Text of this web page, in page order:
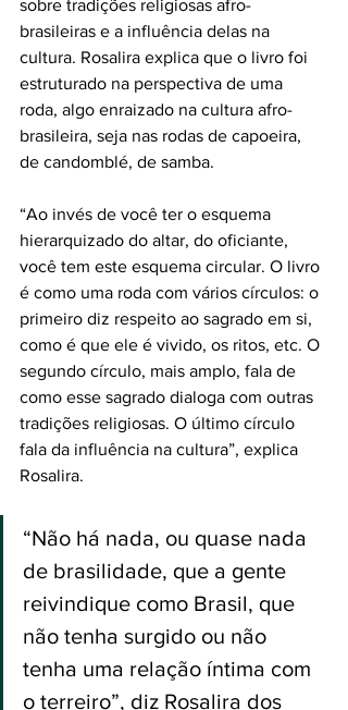
sobre tradições religiosas afro-
brasileiras e a influência delas na
cultura. Rosalira explica que o livro foi
estruturado na perspectiva de uma
roda, algo enraizado na cultura afro-
brasileira, seja nas rodas de capoeira,
de candomblé, de samba.
“Ao invés de você ter o esquema
hierarquizado do altar, do oficiante,
você tem este esquema circular. O livro
é como uma roda com vários círculos: o
primeiro diz respeito ao sagrado em si,
como é que ele é vivido, os ritos, etc. O
segundo círculo, mais amplo, fala de
como esse sagrado dialoga com outras
tradições religiosas. O último círculo
fala da influência na cultura”, explica
Rosalira.
“Não há nada, ou quase nada
de brasilidade, que a gente
reivindique como Brasil, que
não tenha surgido ou não
tenha uma relação íntima com
o terreiro”, diz Rosalira dos